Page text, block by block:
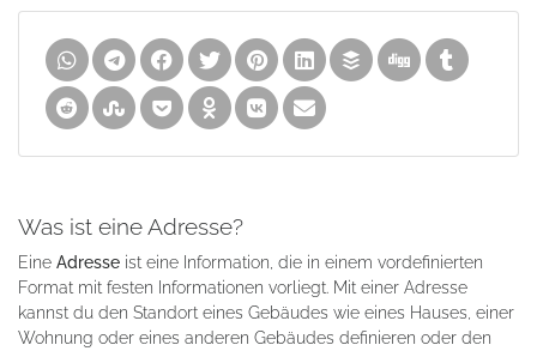
Was ist eine Adresse?
Eine Adresse ist eine Information, die in einem vordefinierten
Format mit festen Informationen vorliegt. Mit einer Adresse
kannst du den Standort eines Gebäudes wie eines Hauses, einer
Wohnung oder eines anderen Gebäudes definieren oder den